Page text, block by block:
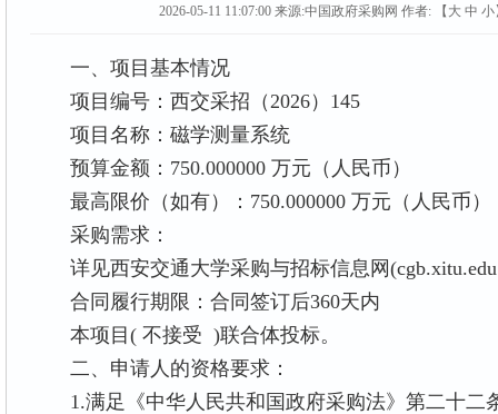
2026-05-11 11:07:00来源:中国政府采购网 作者: 【 大 中 小
一、项目基本情况
项目编号：西交采招（2026）145
项目名称：磁学测量系统
预算金额：750.000000 万元（人民币）
最高限价（如有）：750.000000 万元（人民币）
采购需求：
详见西安交通大学采购与招标信息网
合同履行期限：合同签订后360天内
本项目( 不接受 )联合体投标。
二、申请人的资格要求：
1.满足《中华人民共和国政府采购法》第二十二